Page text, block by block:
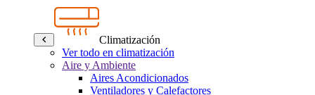
Climatización
Ver todo en climatización
Aire y Ambiente
Aires Acondicionados
Ventiladores y Calefactores